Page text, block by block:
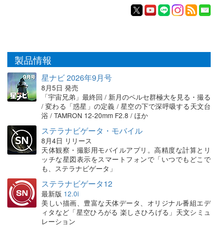
製品情報
星ナビ 2026年9月号
8月5日 発売
「宇宙兄弟」最終回 / 新月のペルセ群極大を見る・撮る
/ 変わる「惑星」の定義 / 星空の下で深呼吸する天文台
浴 / TAMRON 12-20mm F2.8 / ほか
ステラナビゲータ・モバイル
8月4日 リリース
天体観察・撮影用モバイルアプリ。高精度な計算とリ
ッチな星図表示をスマートフォンで「いつでもどこで
も、ステラナビゲータ」
ステラナビゲータ12
最新版 12.0i
美しい描画、豊富な天体データ、オリジナル番組エデ
ィタなど「星空ひろがる 楽しさひろげる」天文シミュ
レーション